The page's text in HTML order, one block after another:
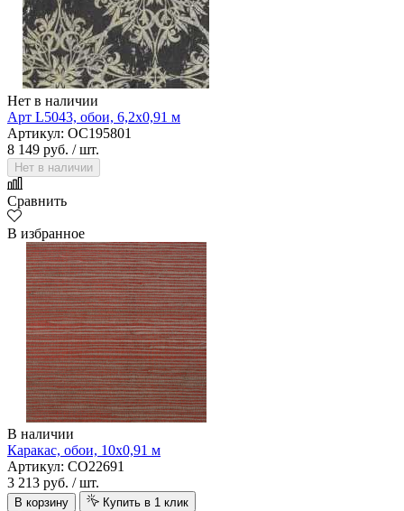
Нет в наличии
Арт L5043, обои, 6,2х0,91 м
Артикул: OC195801
8 149 руб. / шт.
Нет в наличии
Сравнить
В избранное
В наличии
Каракас, обои, 10х0,91 м
Артикул: CO22691
3 213 руб. / шт.
В корзину Купить в 1 клик